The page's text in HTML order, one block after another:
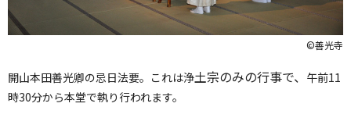
©善光寺
開山本田善光卿の忌日法要。これは浄土宗のみの行事で、 午前11
時30分から本堂で執り行われます。